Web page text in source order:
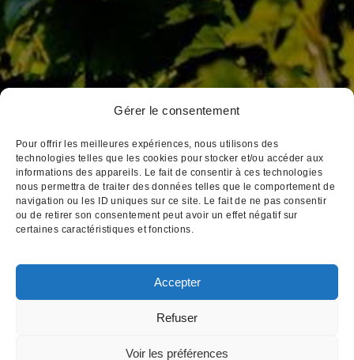
Gérer le consentement
Pour offrir les meilleures expériences, nous utilisons des
technologies telles que les cookies pour stocker et/ou accéder aux
informations des appareils. Le fait de consentir à ces technologies
nous permettra de traiter des données telles que le comportement de
navigation ou les ID uniques sur ce site. Le fait de ne pas consentir
ou de retirer son consentement peut avoir un effet négatif sur
certaines caractéristiques et fonctions.
Accepter
Refuser
Voir les préférences
Pour visiter notre site web, vous devez avoir l'âge légal pour acheter et
3, place Notre Dame
Tél : 03 80 26 33 00
Fax : 03 80 24 14 84
Email : cva@cva-beaune.fr
consommez avec modération